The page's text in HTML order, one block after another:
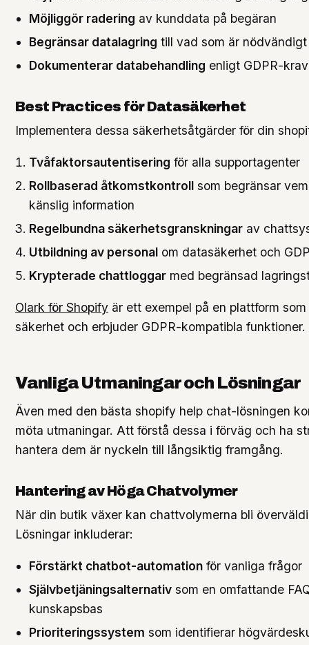
Möjliggör radering av kunddata på begäran
Begränsar datalagring till vad som är nödvändigt
Dokumenterar databehandling enligt GDPR-krav
Best Practices för Datasäkerhet
Implementera dessa säkerhetsåtgärder för din
Tvåfaktorsautentisering för alla supportagenter
Rollbaserad åtkomstkontroll som begränsar
känslig information
Regelbundna säkerhetsgranskningar av
Utbildning av personal om datasäkerhet och
Krypterade chattloggar med begränsad
Olark för Shopify är ett exempel på en plattform
säkerhet och erbjuder GDPR-kompatibla funktioner.
Vanliga Utmaningar och Lösningar
Även med den bästa shopify help chat-lösningen
möta utmaningar. Att förstå dessa i förväg och ha
hantera dem är nyckeln till långsiktig framgång.
Hantering av Höga Chatvolymer
När din butik växer kan chattvolymerna bli
Lösningar inkluderar:
Förstärkt chatbot-automation för vanliga frågor
Självbetjäningsalternativ som en omfattande
kunskapsbas
Prioriteringssystem som identifierar